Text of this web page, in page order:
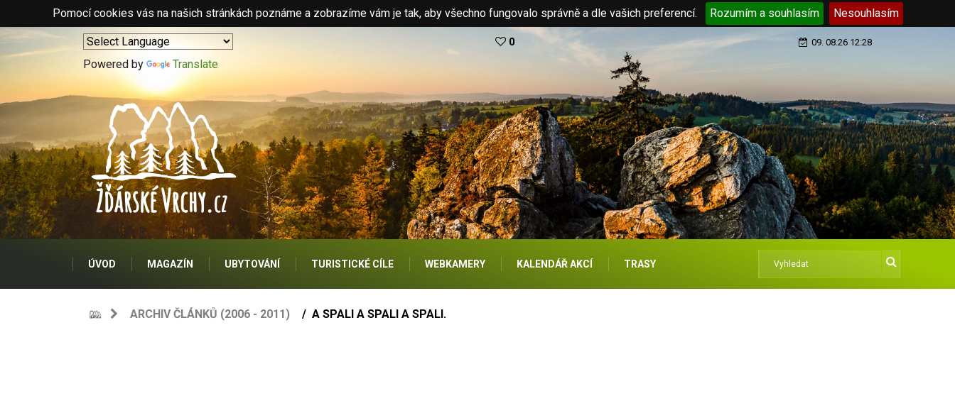
Pomocí cookies vás na našich stránkách poznáme a zobrazíme vám je tak, aby všechno fungovalo správně a dle vašich preferencí. Rozumím a souhlasím Nesouhlasím
Powered by Translate
0 09. 08.26 12:28
ÚVOD MAGAZÍN UBYTOVÁNÍ TURISTICKÉ CÍLE WEBKAMERY KALENDÁŘ AKCÍ TRASY
ARCHIV ČLÁNKŮ (2006 - 2011) A SPALI A SPALI A SPALI.